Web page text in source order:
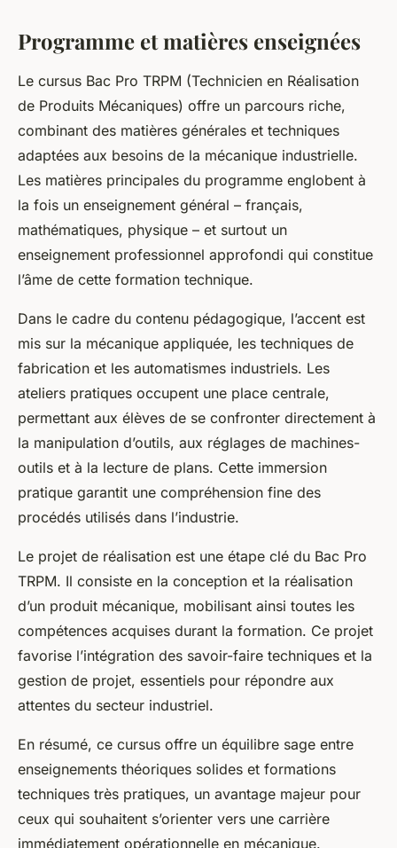
Programme et matières enseignées
Le cursus Bac Pro TRPM (Technicien en Réalisation
de Produits Mécaniques) offre un parcours riche,
combinant des matières générales et techniques
adaptées aux besoins de la mécanique industrielle.
Les matières principales du programme englobent à
la fois un enseignement général – français,
mathématiques, physique – et surtout un
enseignement professionnel approfondi qui constitue
l’âme de cette formation technique.
Dans le cadre du contenu pédagogique, l’accent est
mis sur la mécanique appliquée, les techniques de
fabrication et les automatismes industriels. Les
ateliers pratiques occupent une place centrale,
permettant aux élèves de se confronter directement à
la manipulation d’outils, aux réglages de machines-
outils et à la lecture de plans. Cette immersion
pratique garantit une compréhension fine des
procédés utilisés dans l’industrie.
Le projet de réalisation est une étape clé du Bac Pro
TRPM. Il consiste en la conception et la réalisation
d’un produit mécanique, mobilisant ainsi toutes les
compétences acquises durant la formation. Ce projet
favorise l’intégration des savoir-faire techniques et la
gestion de projet, essentiels pour répondre aux
attentes du secteur industriel.
En résumé, ce cursus offre un équilibre sage entre
enseignements théoriques solides et formations
techniques très pratiques, un avantage majeur pour
ceux qui souhaitent s’orienter vers une carrière
immédiatement opérationnelle en mécanique.